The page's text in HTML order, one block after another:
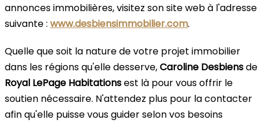
annonces immobilières, visitez son site web à l'adresse
suivante : www.desbiensimmobilier.com.
Quelle que soit la nature de votre projet immobilier
dans les régions qu'elle desserve,Caroline Desbiensde
Royal LePage Habitationsest là pour vous offrir le
soutien nécessaire. N'attendez plus pour la contacter
afin qu'elle puisse vous guider selon vos besoins